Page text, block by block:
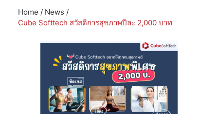
Home / News /
Cube Softtech สวัสดิการสุขภาพปีละ 2,000 บาท